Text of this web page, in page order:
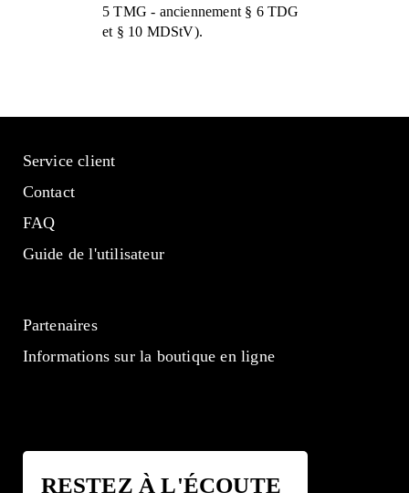
5 TMG - anciennement § 6 TDG
et § 10 MDStV).
Service client
Contact
FAQ
Guide de l'utilisateur
Partenaires
Informations sur la boutique en ligne
RESTEZ À L'ÉCOUTE